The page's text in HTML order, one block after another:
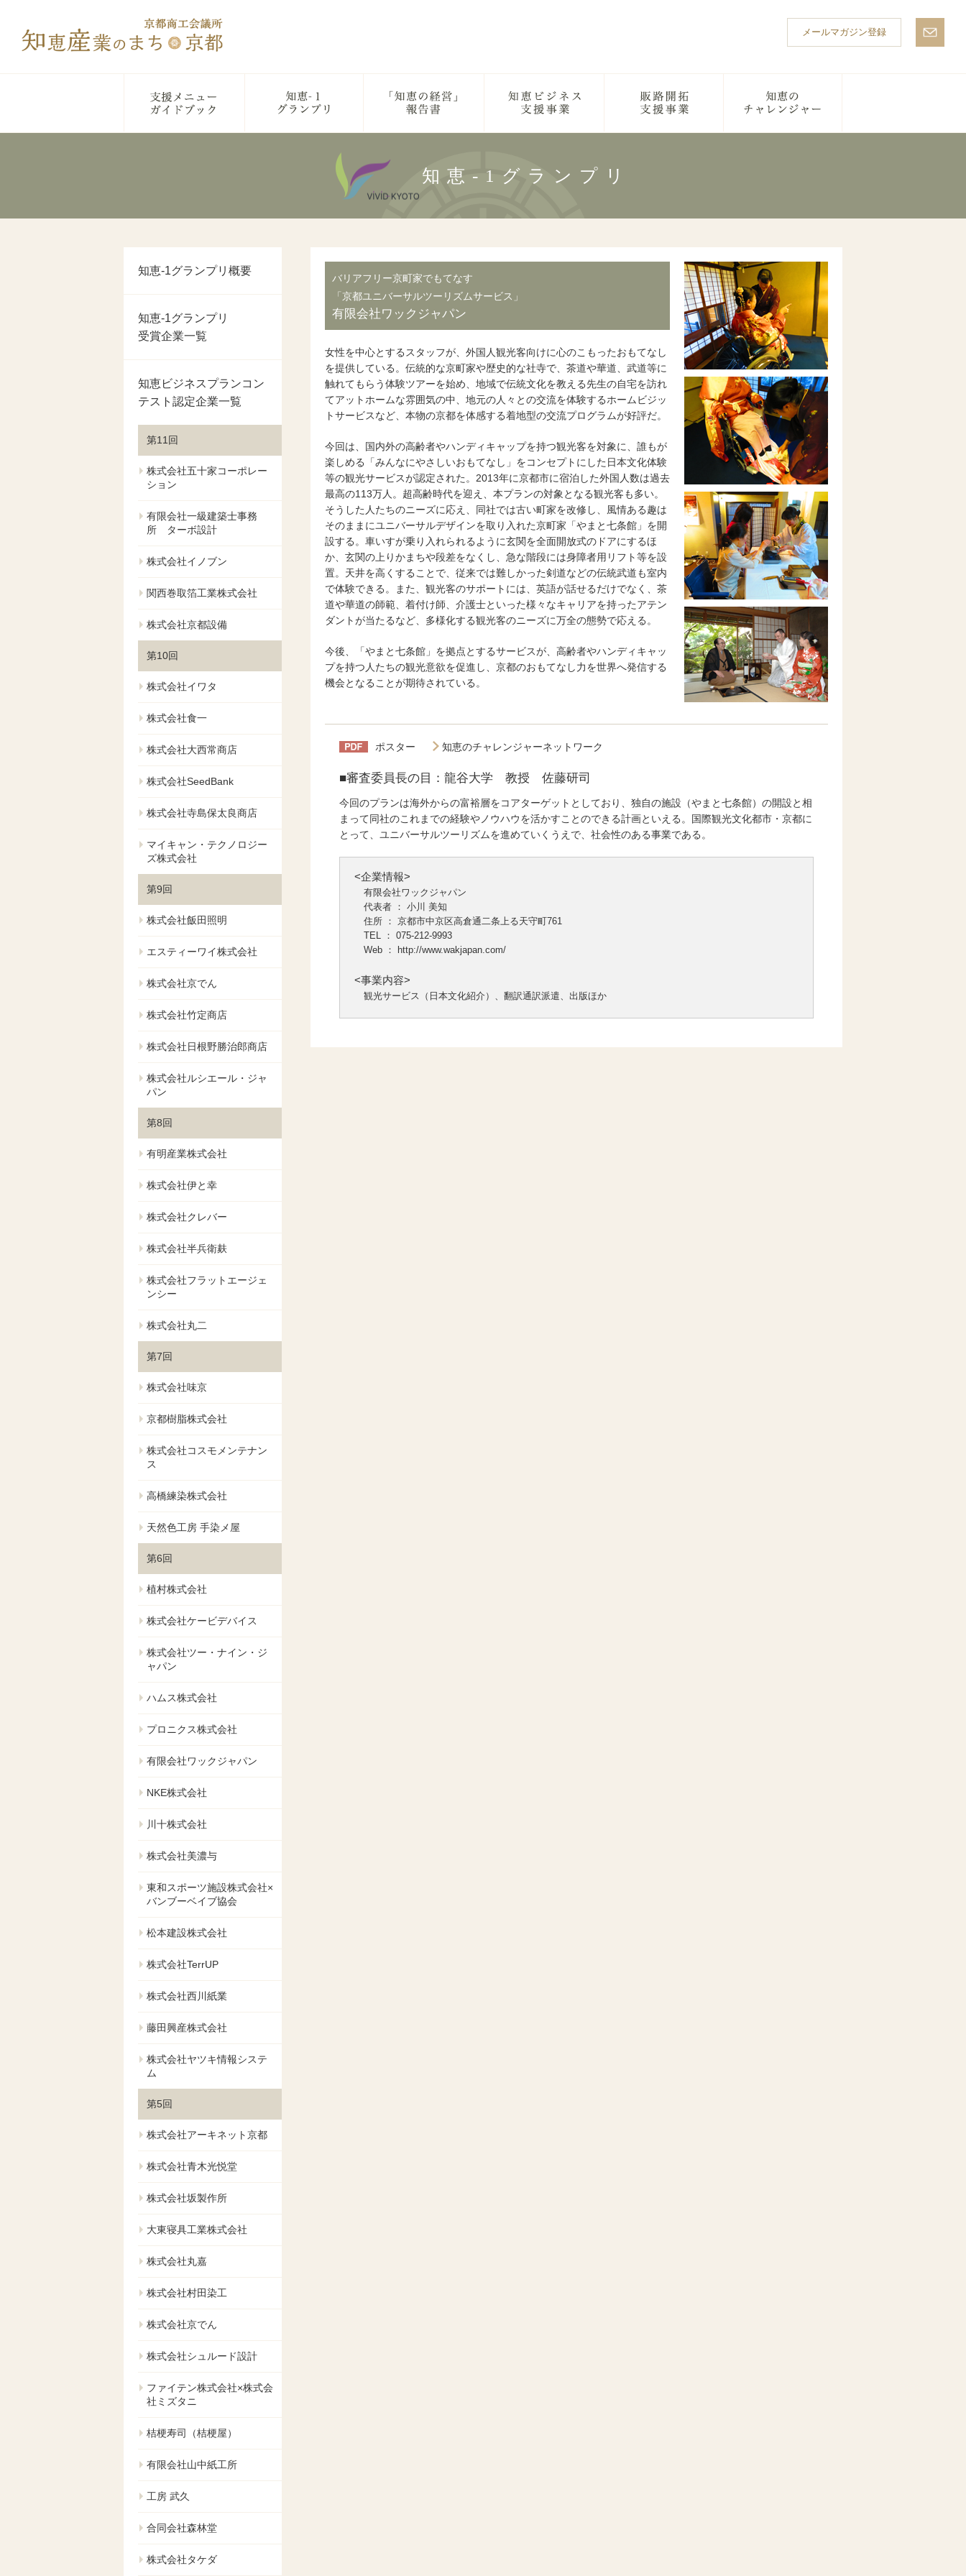
メールマガジン登録
知恵-1グランプリ
知恵-1グランプリ概要
知恵-1グランプリ
受賞企業一覧
知恵ビジネスプランコン
テスト認定企業一覧
第11回
株式会社五十家コーポレー
ション
有限会社一級建築士事務
所 ターボ設計
株式会社イノブン
関西巻取箔工業株式会社
株式会社京都設備
第10回
株式会社イワタ
株式会社食一
株式会社大西常商店
株式会社SeedBank
株式会社寺島保太良商店
マイキャン・テクノロジー
ズ株式会社
第9回
株式会社飯田照明
エスティーワイ株式会社
株式会社京でん
株式会社竹定商店
株式会社日根野勝治郎商店
株式会社ルシエール・ジャ
パン
第8回
有明産業株式会社
株式会社伊と幸
株式会社クレバー
株式会社半兵衛麸
株式会社フラットエージェ
ンシー
株式会社丸二
第7回
株式会社味京
京都樹脂株式会社
株式会社コスモメンテナン
ス
高橋練染株式会社
天然色工房 手染メ屋
第6回
植村株式会社
株式会社ケービデバイス
株式会社ツー・ナイン・ジ
ャパン
ハムス株式会社
プロニクス株式会社
有限会社ワックジャパン
NKE株式会社
川十株式会社
株式会社美濃与
東和スポーツ施設株式会社×
バンブーベイブ協会
松本建設株式会社
株式会社TerrUP
株式会社西川紙業
藤田興産株式会社
株式会社ヤツキ情報システ
ム
第5回
株式会社アーキネット京都
株式会社青木光悦堂
株式会社坂製作所
大東寝具工業株式会社
株式会社丸嘉
株式会社村田染工
株式会社京でん
株式会社シュルード設計
ファイテン株式会社×株式会
社ミズタニ
桔梗寿司（桔梗屋）
有限会社山中紙工所
工房 武久
合同会社森林堂
株式会社タケダ
バリアフリー京町家でもてなす
「京都ユニバーサルツーリズムサービス」
有限会社ワックジャパン
女性を中心とするスタッフが、外国人観光客向けに心のこもったおもてなし
を提供している。伝統的な京町家や歴史的な社寺で、茶道や華道、武道等に
触れてもらう体験ツアーを始め、地域で伝統文化を教える先生の自宅を訪れ
てアットホームな雰囲気の中、地元の人々との交流を体験するホームビジッ
トサービスなど、本物の京都を体感する着地型の交流プログラムが好評だ。
今回は、国内外の高齢者やハンディキャップを持つ観光客を対象に、誰もが
楽しめる「みんなにやさしいおもてなし」をコンセプトにした日本文化体験
等の観光サービスが認定された。2013年に京都市に宿泊した外国人数は過去
最高の113万人。超高齢時代を迎え、本プランの対象となる観光客も多い。
そうした人たちのニーズに応え、同社では古い町家を改修し、風情ある趣は
そのままにユニバーサルデザインを取り入れた京町家「やまと七条館」を開
設する。車いすが乗り入れられるように玄関を全面開放式のドアにするほ
か、玄関の上りかまちや段差をなくし、急な階段には身障者用リフト等を設
置。天井を高くすることで、従来では難しかった剣道などの伝統武道も室内
で体験できる。また、観光客のサポートには、英語が話せるだけでなく、茶
道や華道の師範、着付け師、介護士といった様々なキャリアを持ったアテン
ダントが当たるなど、多様化する観光客のニーズに万全の態勢で応える。
今後、「やまと七条館」を拠点とするサービスが、高齢者やハンディキャッ
プを持つ人たちの観光意欲を促進し、京都のおもてなし力を世界へ発信する
機会となることが期待されている。
ポスター 知恵のチャレンジャーネットワーク
■審査委員長の目：龍谷大学 教授 佐藤研司
今回のプランは海外からの富裕層をコアターゲットとしており、独自の施設（やまと七条館）の開設と相
まって同社のこれまでの経験やノウハウを活かすことのできる計画といえる。国際観光文化都市・京都に
とって、ユニバーサルツーリズムを進めていくうえで、社会性のある事業である。
<企業情報>
有限会社ワックジャパン
代表者 ： 小川 美知
住所 ： 京都市中京区高倉通二条上る天守町761
TEL ： 075-212-9993
Web ：
http://www.wakjapan.com/
<事業内容>
観光サービス（日本文化紹介）、翻訳通訳派遣、出版ほか